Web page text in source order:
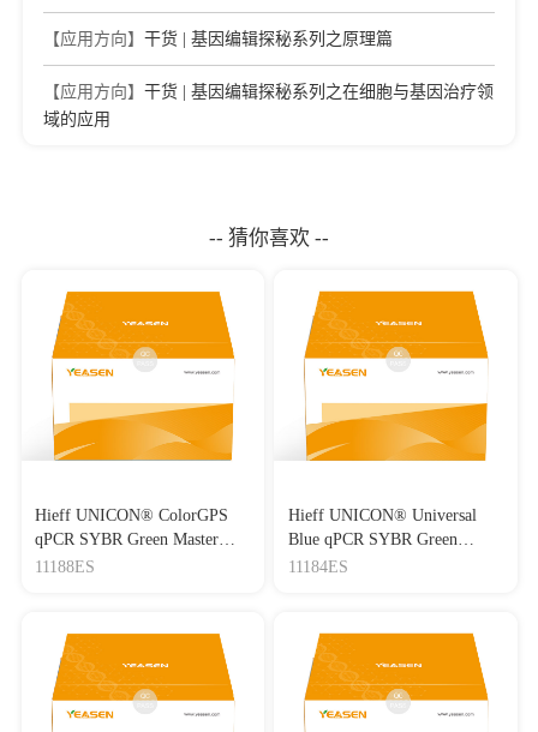
【应用方向】 干货 | 基因编辑探秘系列之原理篇
【应用方向】 干货 | 基因编辑探秘系列之在细胞与基因治疗领
域的应用
-- 猜你喜欢 --
Hieff UNICON® ColorGPS
qPCR SYBR Green Master
Mix (No Rox)
11188ES
Hieff UNICON® Universal
Blue qPCR SYBR Green
Master Mix
11184ES